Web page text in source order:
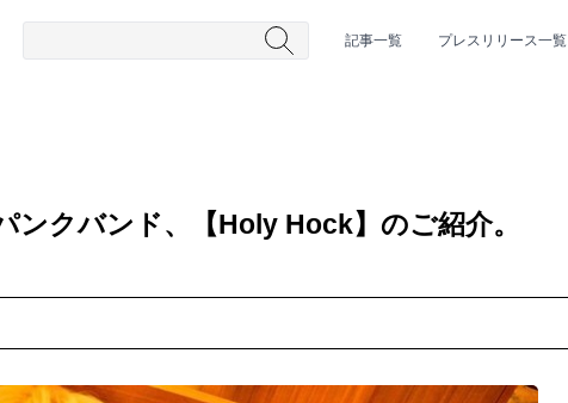
記事一覧 プレスリリース一覧
ンクバンド、【Holy Hock】のご紹介。